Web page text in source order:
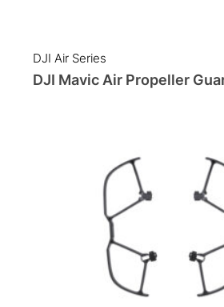
was:
31.00 KM.
is:
15.50 KM.
DJI Air Series
DJI Mavic Air Propeller